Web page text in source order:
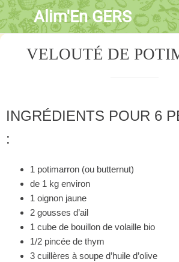
Alim'En GERS
VELOUTÉ DE
INGRÉDIENTS POUR 6
:
1 potimarron (ou butternut)
de 1 kg environ
1 oignon jaune
2 gousses d’ail
1 cube de bouillon de volaille bio
1/2 pincée de thym
3 cuillères à soupe d’huile d’olive